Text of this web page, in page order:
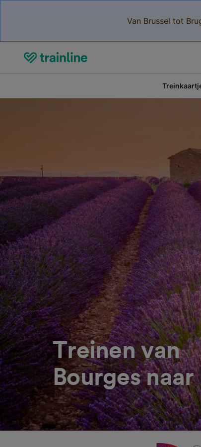
Van Brussel tot
Treinen van
Bourges